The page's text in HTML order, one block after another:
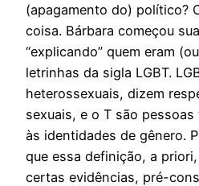
(apagamento do) político?
coisa. Bárbara começou
“explicando” quem eram
letrinhas da sigla LGBT.
heterossexuais, dizem
sexuais, e o T são
às identidades de gênero.
que essa definição, a priori,
certas evidências, pré-